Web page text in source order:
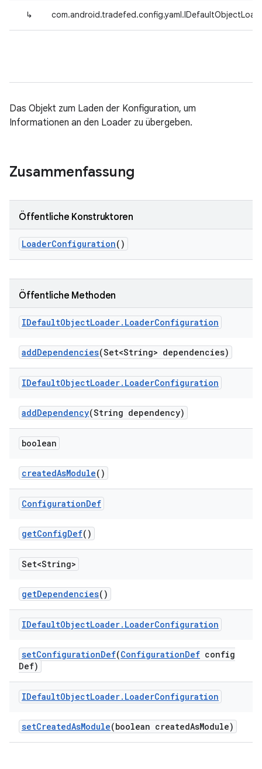
↳
Das Objekt zum Laden der Konfiguration, um
Informationen an den Loader zu übergeben.
Zusammenfassung
Öffentliche Konstruktoren
LoaderConfiguration()
Öffentliche Methoden
IDefaultObjectLoader. LoaderConfiguration
addDependencies(Set<String> dependencies)
IDefaultObjectLoader. LoaderConfiguration
addDependency(String dependency)
boolean
createdAsModule()
ConfigurationDef
getConfigDef()
Set<String>
getDependencies()
IDefaultObjectLoader. LoaderConfiguration
setConfigurationDef(ConfigurationDef config
Def)
IDefaultObjectLoader. LoaderConfiguration
setCreatedAsModule(boolean createdAsModule)